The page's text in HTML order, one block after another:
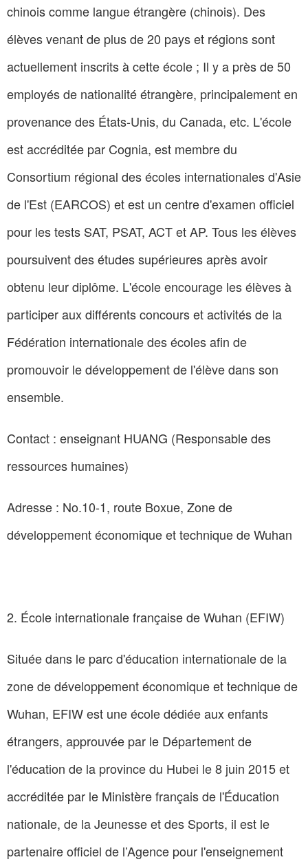
chinois comme langue étrangère (chinois). Des
élèves venant de plus de 20 pays et régions sont
actuellement inscrits à cette école ; Il y a près de 50
employés de nationalité étrangère, principalement en
provenance des États-Unis, du Canada, etc. L'école
est accréditée par Cognia, est membre du
Consortium régional des écoles internationales d'Asie
de l'Est (EARCOS) et est un centre d'examen officiel
pour les tests SAT, PSAT, ACT et AP. Tous les élèves
poursuivent des études supérieures après avoir
obtenu leur diplôme. L'école encourage les élèves à
participer aux différents concours et activités de la
Fédération internationale des écoles afin de
promouvoir le développement de l'élève dans son
ensemble.
Contact : enseignant HUANG (Responsable des
ressources humaines)
Adresse : No.10-1, route Boxue, Zone de
développement économique et technique de Wuhan
2. École internationale française de Wuhan (EFIW)
Située dans le parc d'éducation internationale de la
zone de développement économique et technique de
Wuhan, EFIW est une école dédiée aux enfants
étrangers, approuvée par le Département de
l'éducation de la province du Hubei le 8 juin 2015 et
accréditée par le Ministère français de l'Éducation
nationale, de la Jeunesse et des Sports, il est le
partenaire officiel de l’Agence pour l'enseignement